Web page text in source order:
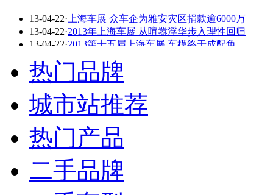
看赛车宝贝争奇斗
艳
车模美腿爆乳无惧
走光
13-04-22· 上海车展 众车企为雅安灾区捐款逾6000万
13-04-22·2013年上海车展 从喧嚣浮华步入理性回归
13-04-22·2013第十五届上海车展 车模终于成配角
13-04-22
小车降价也疯狂 上海车展最低仅售4.89万
13-04-19·2013上海车展新闻 车展神秘面纱掀开一角
更多关于凯迪拉克 重定位 上海车展 品牌体验 通用汽车
相关推荐
上海车展车模 陪睡
上海车展的消息
热门品牌
城市站推荐
热门产品
二手品牌